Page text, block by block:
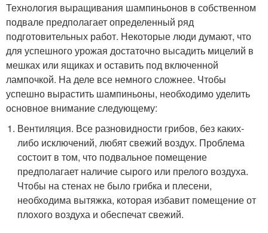
Технология выращивания шампиньонов в собственном
подвале предполагает определенный ряд
подготовительных работ. Некоторые люди думают, что
для успешного урожая достаточно высадить мицелий в
мешках или ящиках и оставить под включенной
лампочкой. На деле все немного сложнее. Чтобы
успешно вырастить шампиньоны, необходимо уделить
основное внимание следующему:
Вентиляция. Все разновидности грибов, без каких-
либо исключений, любят свежий воздух. Проблема
состоит в том, что подвальное помещение
предполагает наличие сырого или прелого воздуха.
Чтобы на стенах не было грибка и плесени,
необходима вытяжка, которая избавит помещение от
плохого воздуха и обеспечат свежий.